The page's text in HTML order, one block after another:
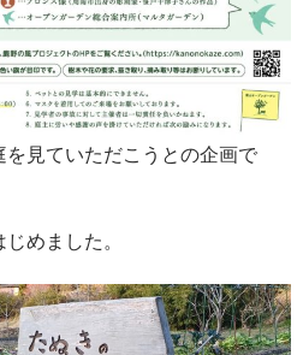
を見ていただこうとの企画で
めました。